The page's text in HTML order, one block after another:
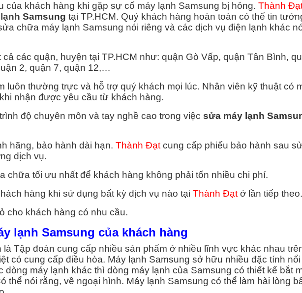
của khách hàng khi gặp sự cố máy lạnh Samsung bị hỏng. Thành
Samsung tại TP.HCM. Quý khách hàng hoàn toàn có thể tin
chữa máy lạnh Samsung nói riêng và các dịch vụ điện lạnh khác
cả các quận, huyện tại TP.HCM như: quận Gò Vấp, quận Tân Bình,
2, quận 7, quận 12,…
luôn thường trực và hỗ trợ quý khách mọi lúc. Nhân viên kỹ thuật có
nhận được yêu cầu từ khách hàng.
độ chuyên môn và tay nghề cao trong việc sửa máy lạnh
hãng, bảo hành dài hạn. Thành Đạt cung cấp phiếu bảo hành sau
dịch vụ.
chữa tối ưu nhất để khách hàng không phải tốn nhiều chi phí.
hàng khi sử dụng bất kỳ dịch vụ nào tại Thành Đạt ở lần tiếp theo.
cho khách hàng có nhu cầu.
lạnh Samsung của khách hàng
Tập đoàn cung cấp nhiều sản phẩm ở nhiều lĩnh vực khác nhau
có cung cấp điều hòa. Máy lạnh Samsung sở hữu nhiều đặc tính
dòng máy lạnh khác thì dòng máy lạnh của Samsung có thiết kế bắt
thể nói rằng, về ngoại hình. Máy lạnh Samsung có thể làm hài lòng
VỤ SỬA MÁY NƯỚC NÓNG
Sửa Máy Nước Nóng Quận 2
Sửa Máy Nước Nóng Quận 4
Sửa Máy Nước Nóng Quận 5
Sửa Máy Nước Nóng Quận 6
Xem Tất Cả >>